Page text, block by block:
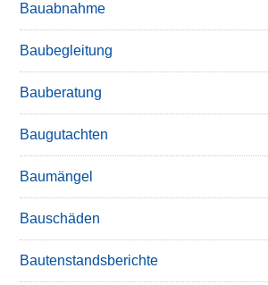
Bauabnahme
Baubegleitung
Bauberatung
Baugutachten
Baumängel
Bauschäden
Bautenstandsberichte